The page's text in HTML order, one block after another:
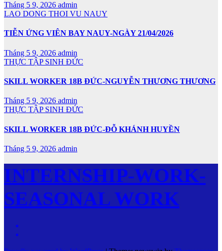
Tháng 5 9, 2026 admin
LAO DONG THOI VU NAUY
TIỄN ỨNG VIÊN BAY NAUY-NGÀY 21/04/2026
Tháng 5 9, 2026 admin
THỰC TẬP SINH ĐỨC
SKILL WORKER 18B ĐỨC-NGUYỄN THƯƠNG THƯƠNG
Tháng 5 9, 2026 admin
THỰC TẬP SINH ĐỨC
SKILL WORKER 18B ĐỨC-ĐỖ KHÁNH HUYỀN
Tháng 5 9, 2026 admin
INTERNSHIP-WORK-
SEASONAL WORK